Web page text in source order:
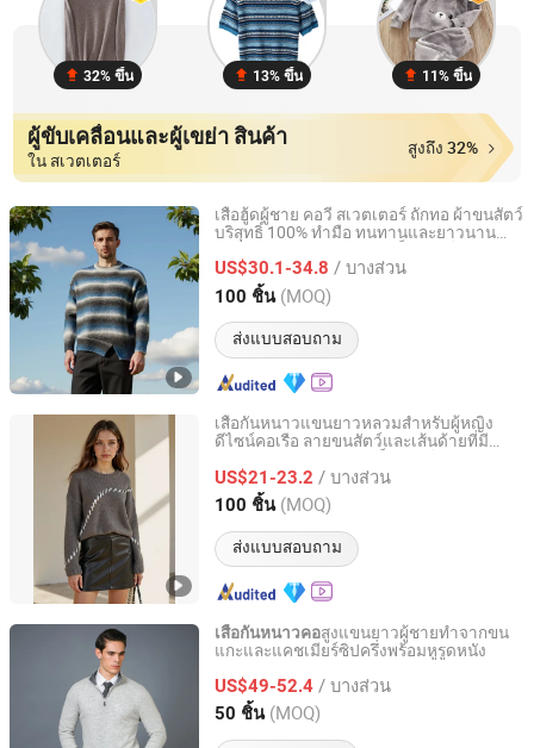
32% ขึ้น 13% ขึ้น 11% ขึ้น
ผู้ขับเคลื่อนและผู้เขย่า สินค้า
ใน สเวตเตอร์
สูงถึง 32%
เสื้อฮู้ดผู้ชาย คอวี สเวตเตอร์ ถักทอ ผ้าขนสัตว์
บริสุทธิ์ 100% ทำมือ ทนทานและยาวนาน
จีน
US$30.1-34.8 / บางส่วน
100 ชิ้น (MOQ)
ส่งแบบสอบถาม
Zhejiang Mengchuang Clothing Co., Ltd.
Zhejiang, China อัตราจาก 2025
เสื้อกันหนาวแขนยาวหลวมสำหรับผู้หญิง
ดีไซน์คอเรือ ลายขนสัตว์และเส้นด้ายที่มี
US$21-23.2 / บางส่วน
100 ชิ้น (MOQ)
ส่งแบบสอบถาม
Zhejiang Mengchuang Clothing Co., Ltd.
Zhejiang, China อัตราจาก 2025
เสื้อกันหนาวคอสูงแขนยาวผู้ชายทำจากขน
แกะและแคชเมียร์ซิปครึ่งพร้อมหูรูดหนัง
US$49-52.4 / บางส่วน
50 ชิ้น (MOQ)
Shanghai Brothers Textile Co., Ltd.
Shanghai, China อัตราจาก 2012